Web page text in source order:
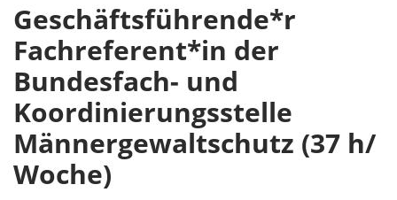
Geschäftsführende*r
Fachreferent*in der
Bundesfach- und
Koordinierungsstelle
Männergewaltschutz (37 h/
Woche)